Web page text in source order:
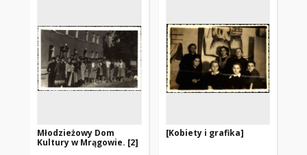
Młodzieżowy Dom
Kultury w Mrągowie. [2]
[Kobiety i grafika]